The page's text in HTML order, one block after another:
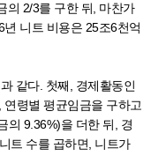
의 2/3를 구한 뒤, 마찬가
니트 비용은 25조6천억
같다. 첫째, 경제활동인
령별 평균임금을 구하고
의 9.36%)을 더한 뒤, 경
트 수를 곱하면, 니트가